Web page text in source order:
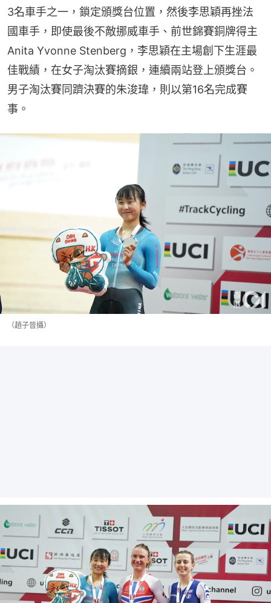
3名車手之一，鎖定頒獎台位置，然後李思穎再挫法
國車手，即使最後不敵挪威車手、前世錦賽銅牌得主
Anita Yvonne Stenberg，李思穎在主場創下生涯最
佳戰績，在女子淘汰賽摘銀，連續兩站登上頒獎台。
男子淘汰賽同躋決賽的朱浚瑋，則以第16名完成賽
事。
（趙子晉攝）